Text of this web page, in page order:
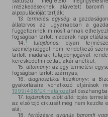
intézkedéseknek alávetett
alpopulációját tartják;
13.
termelési egység: a
állatorvos az ugyanabban a
függetlennek minősít annak
fogságban tartott madarak napi
14. 1 tulajdonos: olyan
személyiséggel nem rendelkező
tartott madarak tulajdonjogával
kereskedelmi céllal, akár anélkül;
15.
állomány: az egy termelési
fogságban tartott szárnyas;
16.
diagnosztikai kézikönyv: a
gyakorlására vonatkozó eljárások
1999/468/EK határozattal
17. tojásrakás előtt álló: tojás
az első tojó ciklusát még nem kezdte
alá;
18.
fertőzésre gyanús baromfi